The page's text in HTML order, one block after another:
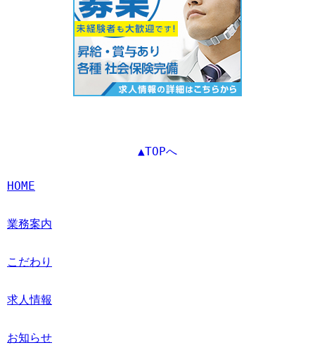
▲TOPへ
HOME
業務案内
こだわり
求人情報
お知らせ